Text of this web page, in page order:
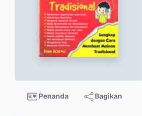
Penanda Bagikan